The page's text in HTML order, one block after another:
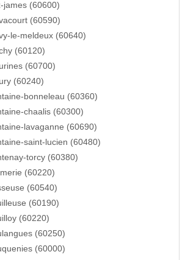
james (60600)
(60590)
le-meldeux (60640)
(60120)
(60700)
(60240)
bonneleau (60360)
chaalis (60300)
lavaganne (60690)
saint-lucien (60480)
torcy (60380)
(60220)
(60540)
(60190)
(60220)
(60250)
(60000)